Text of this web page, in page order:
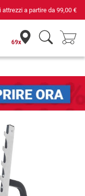
fitness domestico
69x